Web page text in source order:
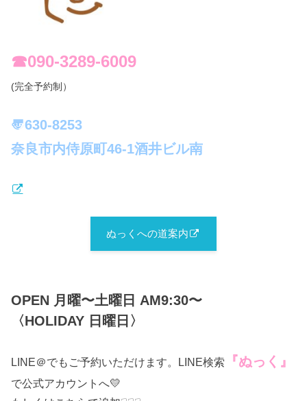
☎︎090-3289-6009
(完全予約制）
〠630-8253
奈良市内侍原町46-1酒井ビル南
ぬっくへの道案内
OPEN 月曜〜土曜日 AM9:30〜
〈HOLIDAY 日曜日〉
LINE＠でもご予約いただけます。LINE検索 『ぬっく』
で公式アカウントへ💛